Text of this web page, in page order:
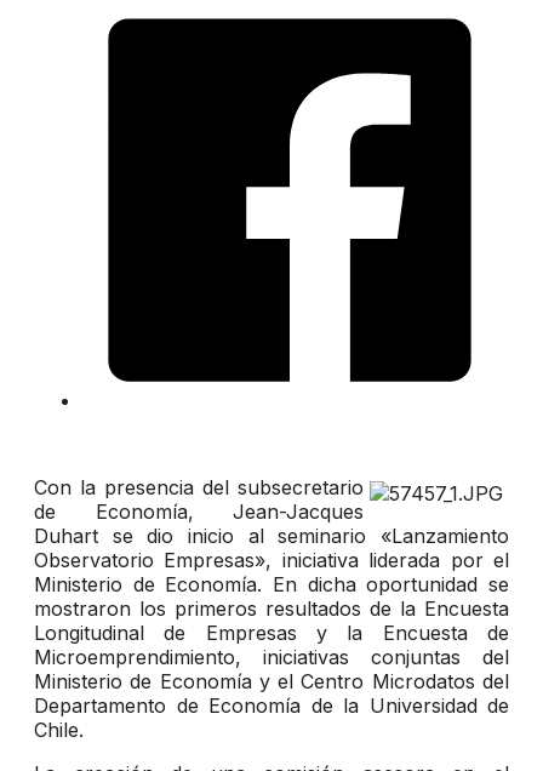
Con la presencia del subsecretario
de Economía, Jean-Jacques
Duhart se dio inicio al seminario «Lanzamiento
Observatorio Empresas», iniciativa liderada por el
Ministerio de Economía. En dicha oportunidad se
mostraron los primeros resultados de la Encuesta
Longitudinal de Empresas y la Encuesta de
Microemprendimiento, iniciativas conjuntas del
Ministerio de Economía y el Centro Microdatos del
Departamento de Economía de la Universidad de
Chile.